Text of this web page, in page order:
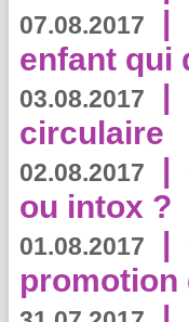
07.08.2017 |
enfant qui
03.08.2017 |
circulaire
02.08.2017 |
ou intox ?
01.08.2017 |
promotion